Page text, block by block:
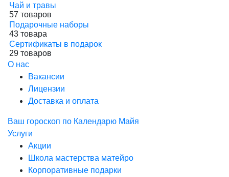
Чай и травы
57 товаров
Подарочные наборы
43 товара
Сертификаты в подарок
29 товаров
О нас
Вакансии
Лицензии
Доставка и оплата
Ваш гороскоп по Календарю Майя
Услуги
Акции
Школа мастерства матейро
Корпоративные подарки